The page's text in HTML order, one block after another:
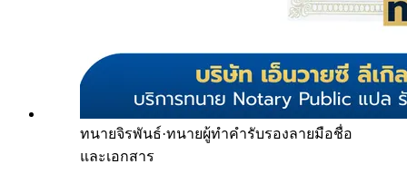
ทนายจิรพันธ์·ทนายผู้ทำคำรับรองลายมือชื่อ
และเอกสาร